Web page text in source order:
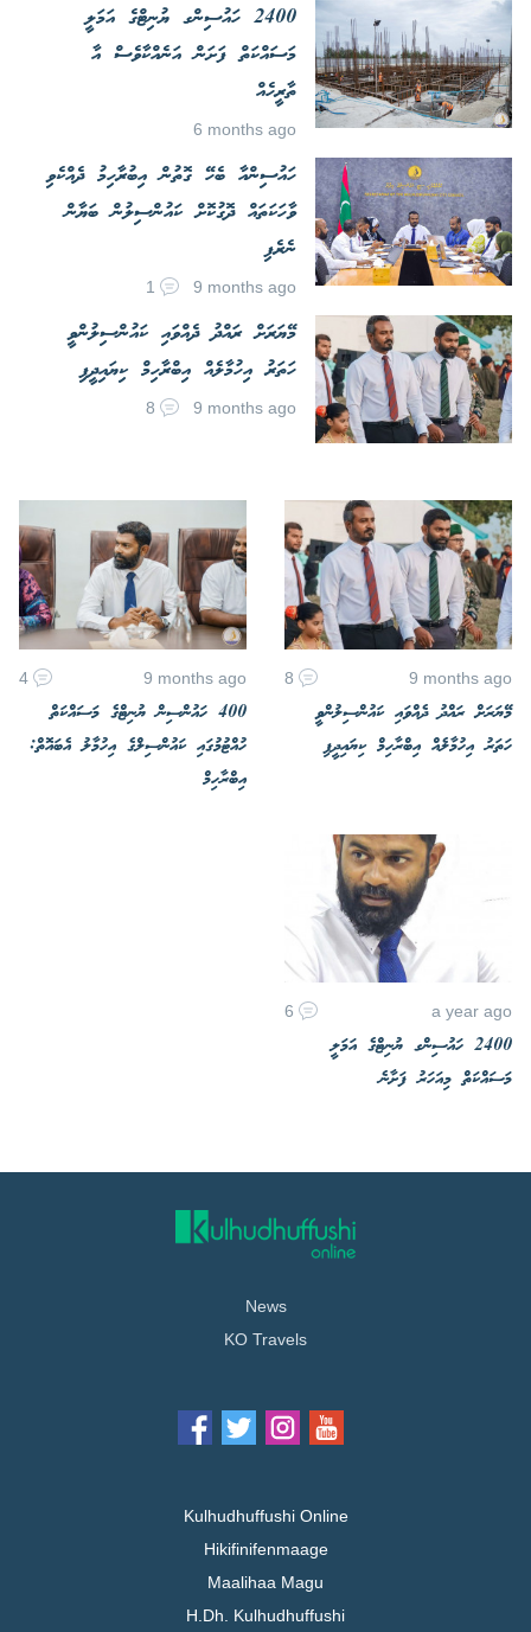
2400 ހައުސިންގ ޔުނިޓްގެ އަމަލީ
މަސައްކަތް ފަށަން އަނެއްކާވެސް އާ
ތާރީހެއް
6 months ago
ހައުސިންއާ ބެހޭ ގޮތުން އިބުރާހިމު ދެއްކެވި
ވާހަކަތައް ދޮގުކޮށް ކައުންސިލުން ބަޔާން
ނެރެފި
9 months ago
1
މޭޔަރަށް ރައްދު ދެއްވައި ކައުންސިލުންވީ
ހަތަރު އިހުމާލެއް އިބްރާހިމް ކިޔައިދީފި
9 months ago
8
9 months ago
8
މޭޔަރަށް ރައްދު ދެއްވައި ކައުންސިލުންވީ
ހަތަރު އިހުމާލެއް އިބްރާހިމް ކިޔައިދީފި
9 months ago
4
400 ހައުންސިން ޔުނިޓްގެ މަސައްކަތް
ހުއްޓުމުގައި ކައުންސިލްގެ އިހުމާލު އެބައޮތް:
އިބްރާހިމް
a year ago
6
2400 ހައުސިންގ ޔުނިޓްގެ އަމަލީ
މަސައްކަތް މިއަހަރު ފަށާނެ
News
KO Travels
Kulhudhuffushi Online
Hikifinifenmaage
Maalihaa Magu
H.Dh. Kulhudhuffushi